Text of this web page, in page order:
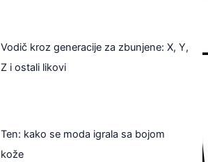
Vodič kroz generacije za zbunjene: X, Y,
Z i ostali likovi
Ten: kako se moda igrala sa bojom
kože